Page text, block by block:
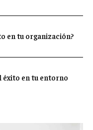
en tu organización?
éxito en tu entorno